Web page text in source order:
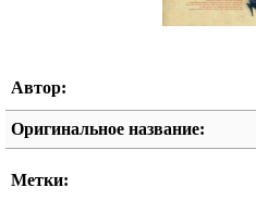
Автор:
Оригинальное название:
Метки: